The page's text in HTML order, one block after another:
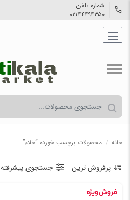
شماره تلفن
۰۲۱۴۴۴۹۴۳۵۰
خانه / محصولات برچسب خورده “خلاء”
پرفروش ترین جستجوی پیشرفته